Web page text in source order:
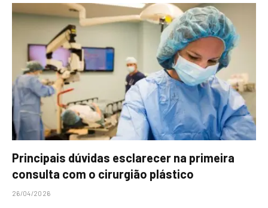
Principais dúvidas esclarecer na primeira
consulta com o cirurgião plástico
26/04/2026